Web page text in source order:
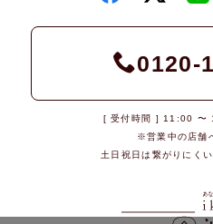
0120-
[ 受付時間 ] 11:00 〜
※営業中の店舗
土日祝日は繋がりにく